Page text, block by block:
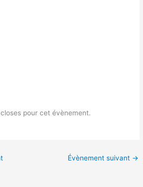
pour cet évènement.
Évènement suivant →